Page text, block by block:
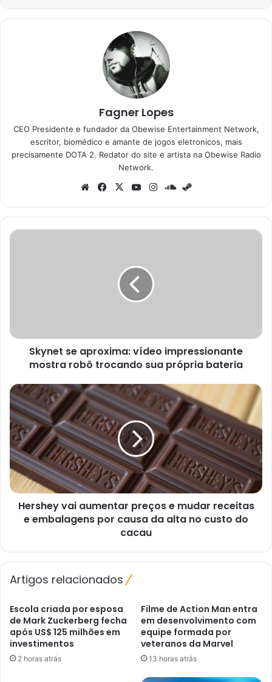
Fagner Lopes
CEO Presidente e fundador da Obewise Entertainment Network,
escritor, biomédico e amante de jogos eletronicos, mais
precisamente DOTA 2. Redator do site e artista na Obewise Radio
Network.
WebsiteFacebook
X YouTubeInstagramSoundCloud
Skynet
sua
própria
bateria
Skynet se aproxima: vídeo impressionante
mostra robô trocando sua própria bateria
Hershey
vai
aumentar
preços
e
mudar
receitas
e
embalagens
por
causa
no
do
Hershey vai aumentar preços e mudar receitas
e embalagens por causa da alta no custo do
cacau
Artigos relacionados
Escola criada por esposa
de Mark Zuckerberg fecha
após US$ 125 milhões em
investimentos
2 horas atrás
Filme de Action Man entra
em desenvolvimento com
equipe formada por
veteranos da Marvel
13 horas atrás